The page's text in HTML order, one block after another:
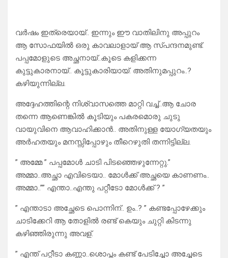
വർഷം ഇത്രെയായ്.. ഇന്നും ഈ വാതിലിനു അപ്പുറം
ആ സോഫയിൽ ഒരു കാവലാളായ് ആ സ്പന്ദനമുണ്ട്.
പപ്പമോളുടെ അച്ഛനായ്..കൂടെ കളിക്കന്ന
കുട്ടുകാരനായ്.. കൂട്ടുകാരിയായ്. അതിനുമപ്പുറം..?
കഴിയുന്നില്ല.
അദ്ദേഹത്തിന്റെ നിശ്വാസത്തെ മാറ്റി വച്ച്..ആ ചോര
തന്നെ ആണെങ്കിൽ കൂടിയും പകരമൊരു ചുടു
വായുവിനെ ആവാഹിക്കാൻ.. അതിനുള്ള യോഗ്യതയും
അർഹതയും മനസ്സിപ്പോഴും തീറെഴുതി തന്നിട്ടില്ല.
” അമ്മേ ” പപ്പമോൾ ചാടി പിടഞ്ഞെഴുന്നേറ്റു.”
അമ്മാ..അച്ഛാ എവിടെയാ.. മോൾക്ക് അച്ഛയെ കാണണം..
അമ്മാ..”” എന്താ..എന്തു പറ്റീടോ മോൾക്ക് ? ”
” എന്താടാ അച്ഛേടെ പൊന്നിന്.. ഉം..? ” കണ്ടപ്പോഴേക്കും
ചാടിക്കേറി ആ തോളിൽ രണ്ട് കെയും ചുറ്റി കിടന്നു
കഴിഞ്ഞിരുന്നു അവള്.
” എന്ത് പറ്റീടാ കണ്ണാ..ശൊപ്നം കണ്ട് പേടിച്ചോ അച്ചേടെ